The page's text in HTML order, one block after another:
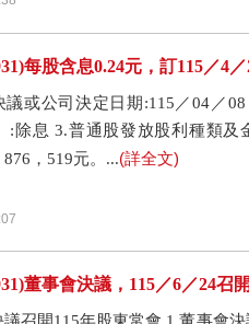
每股含息0.24元，訂115／4
議或公司決定日期:115／04／
:除息 3.普通股發放股利種類
，519元。...(詳全文)
董事會決議，115／6／24召